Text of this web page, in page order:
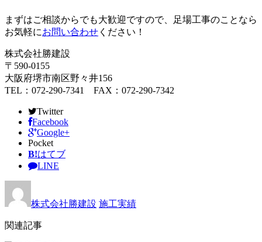
まずはご相談からでも大歓迎ですので、足場工事のことなら
お気軽にお問い合わせ ください！
株式会社勝建設
〒590-0155
大阪府堺市南区野々井156
TEL：072-290-7341 FAX：072-290-7342
Twitter
Facebook
Google+
Pocket
B!はてブ
LINE
株式会社勝建設 施工実績
関連記事